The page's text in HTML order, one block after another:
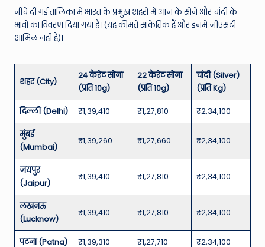
नीचे दी गई तालिका में भारत के प्रमुख शहरों में आज के सोने और चांदी के
भावों का विवरण दिया गया है। (यह कीमतें सांकेतिक हैं और इनमें जीएसटी
शामिल नहीं है)।
शहर (City)
24 कैरेट सोना
(प्रति 10g)
22 कैरेट सोना
(प्रति 10g)
चांदी (Silver)
(प्रति Kg)
दिल्ली (Delhi) ₹1,39,410 ₹1,27,810 ₹2,34,100
मुंबई
(Mumbai)
₹1,39,260 ₹1,27,660 ₹2,34,100
जयपुर
(Jaipur)
₹1,39,410 ₹1,27,810 ₹2,34,100
लखनऊ
(Lucknow)
₹1,39,410 ₹1,27,810 ₹2,34,100
पटना (Patna) ₹1,39,310 ₹1,27,710 ₹2,34,100